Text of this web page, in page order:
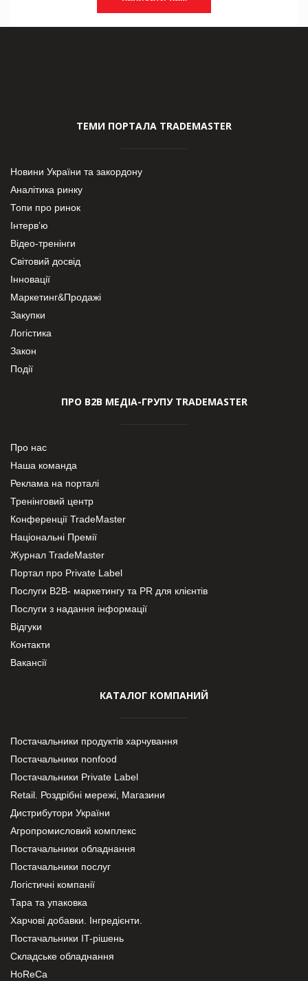
ТЕМИ ПОРТАЛА TRADEMASTER
Новини України та закордону
Аналітика ринку
Топи про ринок
Інтерв’ю
Відео-тренінги
Світовий досвід
Інновації
Маркетинг&Продажі
Закупки
Логістика
Закон
Події
ПРО В2В МЕДІА-ГРУПУ TRADEMASTER
Про нас
Наша команда
Реклама на порталі
Тренінговий центр
Конференції TradeMaster
Національні Премії
Журнал TradeMaster
Портал про Private Label
Послуги В2В- маркетингу та PR для клієнтів
Послуги з надання інформації
Відгуки
Контакти
Вакансії
КАТАЛОГ КОМПАНИЙ
Постачальники продуктів харчування
Постачальники nonfood
Постачальники Private Label
Retail. Роздрібні мережі, Магазини
Дистрибутори України
Агропромисловий комплекс
Постачальники обладнання
Постачальники послуг
Логістичні компанії
Тара та упаковка
Харчові добавки. Інгредієнти.
Постачальники IT-рішень
Складське обладнання
HoReCa